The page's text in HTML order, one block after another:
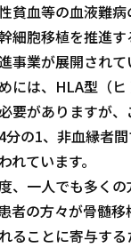
貧血等の血液難
細胞移植を推進
事業が展開されて
には、HLA型（ヒ
要がありますが
の1、非血縁者
れています。
、一人でも多くの
者の方々が骨髄
ることに寄与す